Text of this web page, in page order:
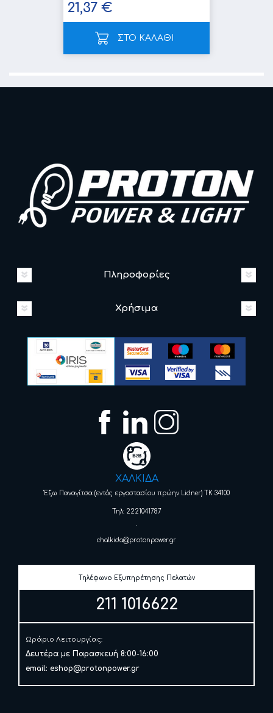
21,37 €
ΣΤΟ ΚΑΛΑΘΙ
Πληροφορίες
Χρήσιμα
ΧΑΛΚΙΔΑ
Έξω Παναγίτσα (εντός εργοστασίου πρώην Lidner) ΤΚ 34100
Τηλ: 2221041787
chalkida@protonpower.gr
Τηλέφωνο Εξυπηρέτησης Πελατών
211 1016622
Ωράριο Λειτουργίας:
Δευτέρα με Παρασκευή 8:00-16:00
email: eshop@protonpower.gr